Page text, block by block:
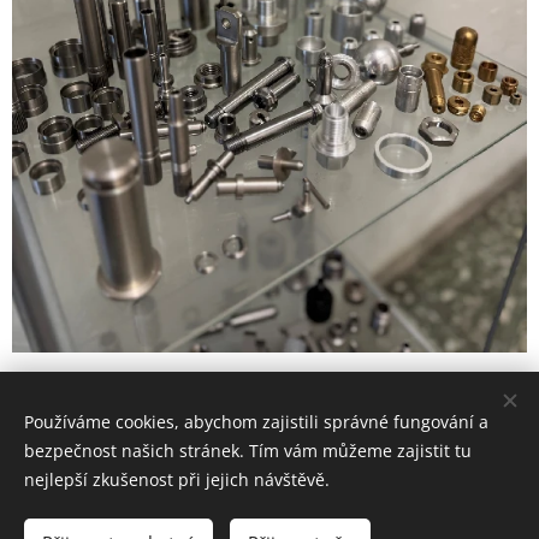
CNC-MT s.r.o. 2026
Cookies
Jazyky
Používáme cookies, abychom zajistili správné fungování a
bezpečnost našich stránek. Tím vám můžeme zajistit tu
nejlepší zkušenost při jejich návštěvě.